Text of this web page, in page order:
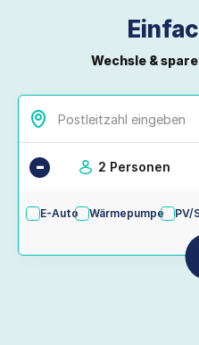
Wechsle &
- 2 Personen
E-Auto Wärmepumpe PV/